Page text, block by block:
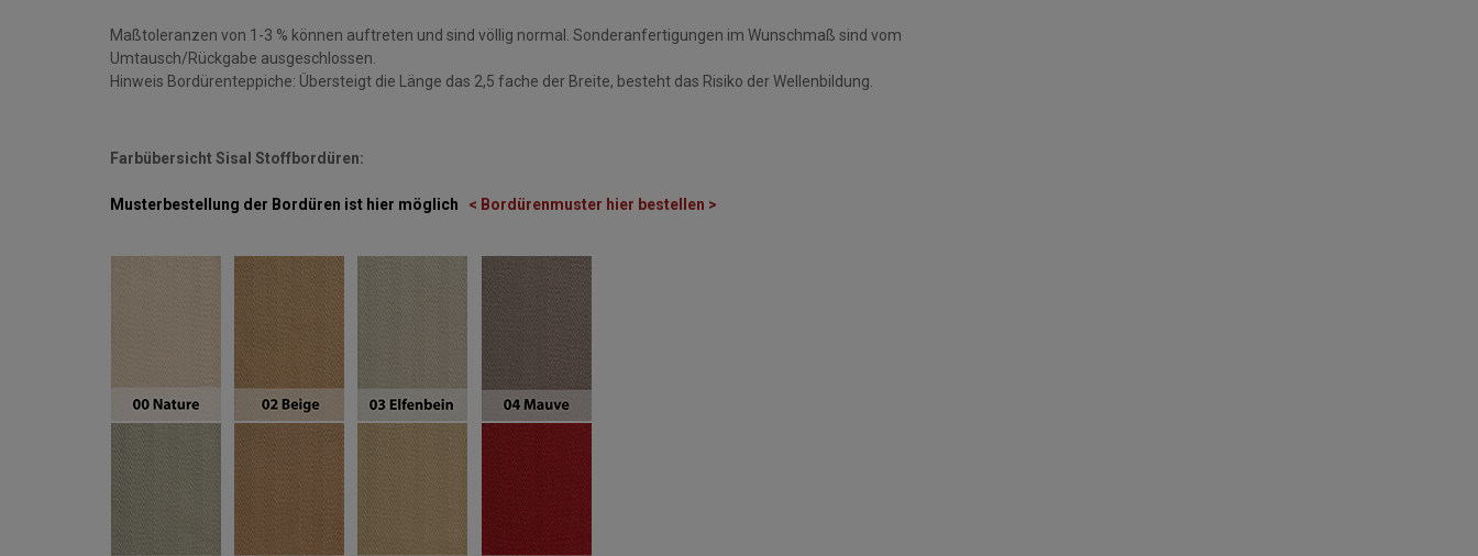
Maßtoleranzen von 1-3 % können auftreten und sind völlig normal. Sonderanfertigungen im Wunschmaß sind vom
Umtausch/Rückgabe ausgeschlossen.
Hinweis Bordürenteppiche: Übersteigt die Länge das 2,5 fache der Breite, besteht das Risiko der Wellenbildung.
Farbübersicht Sisal Stoffbordüren:
Musterbestellung der Bordüren ist hier möglich < Bordürenmuster hier bestellen >